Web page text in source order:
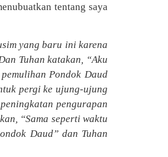
tentang saya
yang baru ini karena
Tuhan katakan, “Aku
Pondok Daud
pergi ke ujung-ujung
pengurapan
“Sama seperti waktu
Daud” dan Tuhan